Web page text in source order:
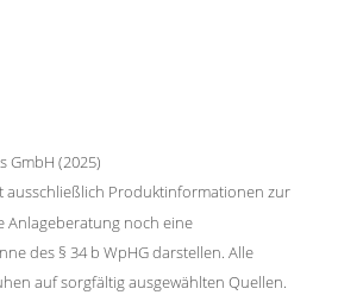
GmbH (2025)
ausschließlich Produktinformationen zur
Anlageberatung noch eine
des § 34 b WpHG darstellen. Alle
auf sorgfältig ausgewählten Quellen.